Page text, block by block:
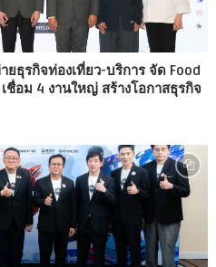
ธุรกิจท่องเที่ยว-บริการ จัด Food
อม 4 งานใหญ่ สร้างโอกาสธุรกิจ